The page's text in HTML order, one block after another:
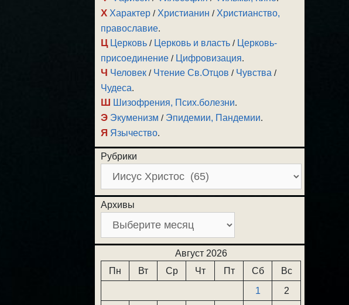
Х Характер / Христианин / Христианство,
православие.
Ц Церковь / Церковь и власть / Церковь-
присоединение / Цифровизация.
Ч Человек / Чтение Св.Отцов / Чувства /
Чудеса.
Ш Шизофрения, Псих.болезни.
Э Экуменизм / Эпидемии, Пандемии.
Я Язычество.
Рубрики
Архивы
Август 2026
Пн
Вт Ср Чт Пт Сб
Вс
1
2